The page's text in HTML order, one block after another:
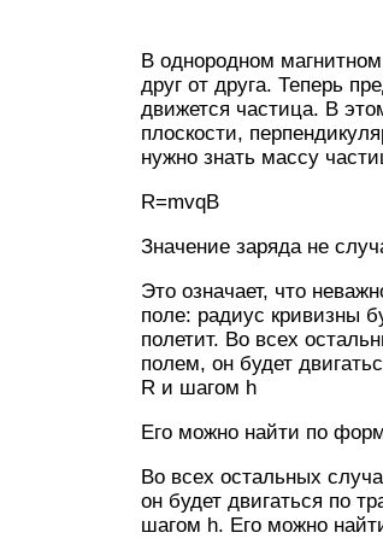
В однородном
друг от друга. Теперь
движется частица. В
плоскости,
нужно знать массу
R=mvqB
Значение заряда не
Это означает, что
поле: радиус кривизны
полетит. Во всех
полем, он будет
R и шагом h
Его можно найти по
Во всех остальных
он будет двигаться по
шагом h. Его можно